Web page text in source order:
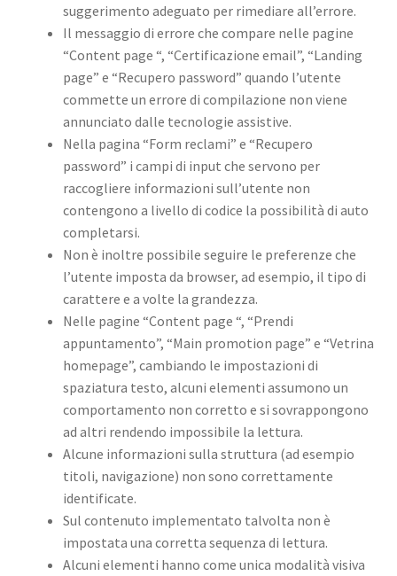
suggerimento adeguato per rimediare all’errore.
Il messaggio di errore che compare nelle pagine
“Content page “, “Certificazione email”, “Landing
page” e “Recupero password” quando l’utente
commette un errore di compilazione non viene
annunciato dalle tecnologie assistive.
Nella pagina “Form reclami” e “Recupero
password” i campi di input che servono per
raccogliere informazioni sull’utente non
contengono a livello di codice la possibilità di auto
completarsi.
Non è inoltre possibile seguire le preferenze che
l’utente imposta da browser, ad esempio, il tipo di
carattere e a volte la grandezza.
Nelle pagine “Content page “, “Prendi
appuntamento”, “Main promotion page” e “Vetrina
homepage”, cambiando le impostazioni di
spaziatura testo, alcuni elementi assumono un
comportamento non corretto e si sovrappongono
ad altri rendendo impossibile la lettura.
Alcune informazioni sulla struttura (ad esempio
titoli, navigazione) non sono correttamente
identificate.
Sul contenuto implementato talvolta non è
impostata una corretta sequenza di lettura.
Alcuni elementi hanno come unica modalità visiva